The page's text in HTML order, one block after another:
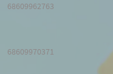
68609962763
68609970371